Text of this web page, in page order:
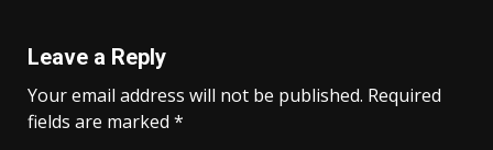
Leave a Reply
Your email address will not be published. Required
fields are marked *